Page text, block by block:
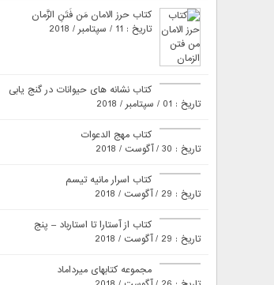
کتاب حرز الامان مَن فَتَنِ الزَّمان
تاریخ : 11 / سپتامبر / 2018
کتاب نشانه های حیوانات در گنج یابی
تاریخ : 01 / سپتامبر / 2018
کتاب مهج الدعوات
تاریخ : 30 / آگوست / 2018
کتاب اسرار مانیه تیسم
تاریخ : 29 / آگوست / 2018
کتاب از آستارا تا استارباد – پنج
تاریخ : 29 / آگوست / 2018
مجموعه کتابهای میرداماد